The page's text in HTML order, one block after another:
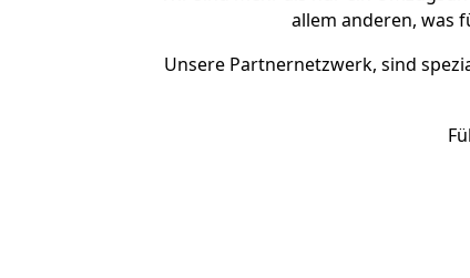
allem anderen, was
Unsere Partnernetzwerk, sind